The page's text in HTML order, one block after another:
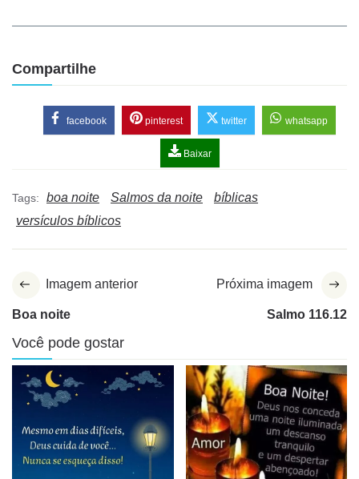
Compartilhe
facebook pinterest twitter whatsapp
Baixar
Tags: boa noite Salmos da noite
bíblicas
versículos bíblicos
Imagem anterior
Boa noite
Próxima imagem
Salmo 116.12
Você pode gostar